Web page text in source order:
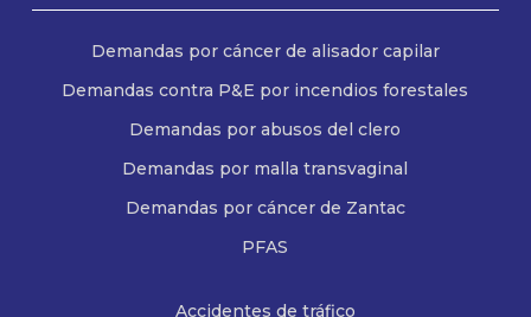
Demandas por cáncer de alisador capilar
Demandas contra P&E por incendios forestales
Demandas por abusos del clero
Demandas por malla transvaginal
Demandas por cáncer de Zantac
PFAS
Accidentes de tráfico